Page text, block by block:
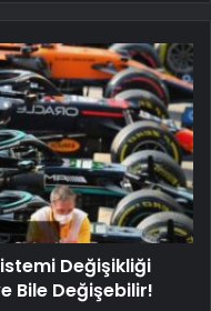
Değişikliği
Bile Değişebilir!